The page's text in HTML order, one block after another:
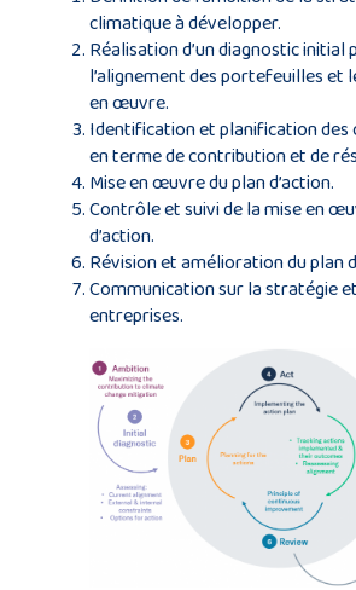
climatique à développer.
Réalisation d’un diagnostic initial
l’alignement des portefeuilles et
en œuvre.
Identification et planification des
en terme de contribution et de
Mise en œuvre du plan d’action.
Contrôle et suivi de la mise en
d’action.
Révision et amélioration du plan
Communication sur la stratégie
entreprises.